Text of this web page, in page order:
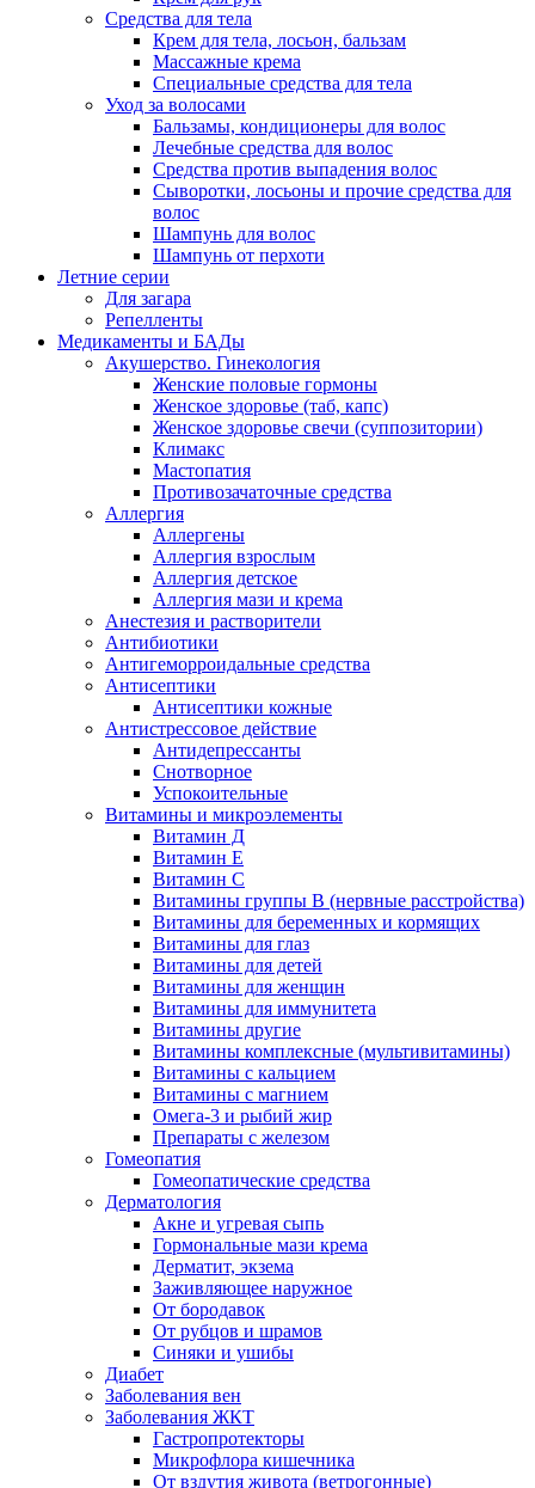
Средства для тела
Крем для тела, лосьон, бальзам
Массажные крема
Специальные средства для тела
Уход за волосами
Бальзамы, кондиционеры для волос
Лечебные средства для волос
Средства против выпадения волос
Сыворотки, лосьоны и прочие средства для
волос
Шампунь для волос
Шампунь от перхоти
Летние серии
Для загара
Репелленты
Медикаменты и БАДы
Акушерство. Гинекология
Женские половые гормоны
Женское здоровье (таб, капс)
Женское здоровье свечи (суппозитории)
Климакс
Мастопатия
Противозачаточные средства
Аллергия
Аллергены
Аллергия взрослым
Аллергия детское
Аллергия мази и крема
Анестезия и растворители
Антибиотики
Антигеморроидальные средства
Антисептики
Антисептики кожные
Антистрессовое действие
Антидепрессанты
Снотворное
Успокоительные
Витамины и микроэлементы
Витамин Д
Витамин Е
Витамин С
Витамины группы В (нервные расстройства)
Витамины для беременных и кормящих
Витамины для глаз
Витамины для детей
Витамины для женщин
Витамины для иммунитета
Витамины другие
Витамины комплексные (мультивитамины)
Витамины с кальцием
Витамины с магнием
Омега-3 и рыбий жир
Препараты с железом
Гомеопатия
Гомеопатические средства
Дерматология
Акне и угревая сыпь
Гормональные мази крема
Дерматит, экзема
Заживляющее наружное
От бородавок
От рубцов и шрамов
Синяки и ушибы
Диабет
Заболевания вен
Заболевания ЖКТ
Гастропротекторы
Микрофлора кишечника
От вздутия живота (ветрогонные)